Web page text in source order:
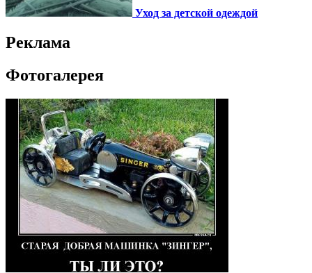
Уход за детской одеждой
Реклама
Фотогалерея